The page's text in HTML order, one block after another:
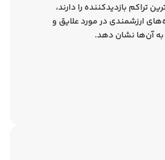
بازدیدکننده را دارند،
ارزشمندی در مورد علایق و
آن‌ها نشان دهد.